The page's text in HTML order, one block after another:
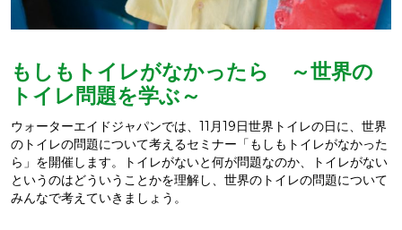
もしもトイレがなかったら ～世界の
トイレ問題を学ぶ～
ウォーターエイドジャパンでは、11月19日世界トイレの日に、世界
のトイレの問題について考えるセミナー「もしもトイレがなかった
ら」を開催します。トイレがないと何が問題なのか、トイレがない
というのはどういうことかを理解し、世界のトイレの問題について
みんなで考えていきましょう。